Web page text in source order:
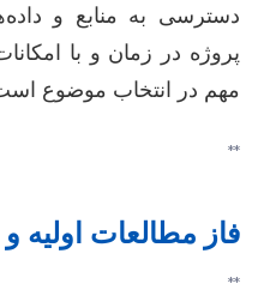
دسترسی به منابع و
پروژه در زمان و با
مهم در انتخاب موضوع
**
فاز مطالعات اولیه
**